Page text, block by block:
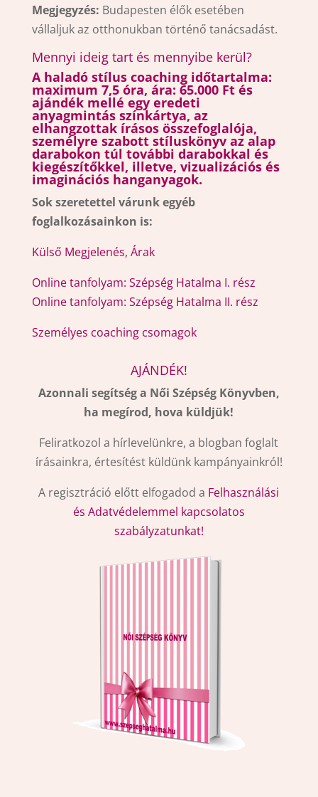
Megjegyzés: Budapesten élők esetében
vállaljuk az otthonukban történő tanácsadást.
Mennyi ideig tart és mennyibe kerül?
A haladó stílus coaching időtartalma:
maximum 7,5 óra, ára: 65.000 Ft és
ajándék mellé egy eredeti
anyagmintás színkártya, az
elhangzottak írásos összefoglalója,
személyre szabott stíluskönyv az alap
darabokon túl további darabokkal és
kiegészítőkkel, illetve, vizualizációs és
imaginációs hanganyagok.
Sok szeretettel várunk egyéb
foglalkozásainkon is:
Külső Megjelenés, Árak
Online tanfolyam: Szépség Hatalma I. rész
Online tanfolyam: Szépség Hatalma II. rész
Személyes coaching csomagok
AJÁNDÉK!
Azonnali segítség a Női Szépség Könyvben,
ha megírod, hova küldjük!
Feliratkozol a hírlevelünkre, a blogban foglalt
írásainkra, értesítést küldünk kampányainkról!
A regisztráció előtt elfogadod a Felhasználási
és Adatvédelemmel kapcsolatos
szabályzatunkat!